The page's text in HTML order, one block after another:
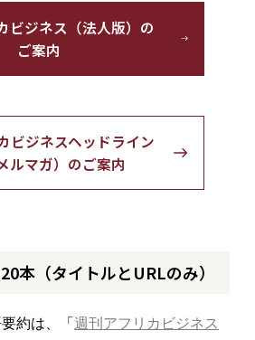
ビジネス（法人版）の
ご案内
ビジネスヘッドライン
ルマガ）のご案内
本（タイトルとURLのみ）
約は、「週刊アフリカビジネス